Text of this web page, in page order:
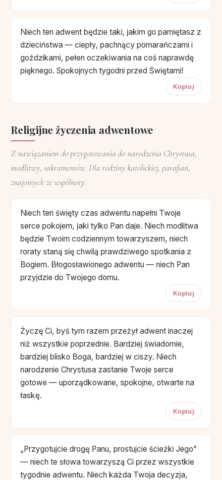
Niech ten adwent będzie taki, jakim go pamiętasz z
dzieciństwa — ciepły, pachnący pomarańczami i
goździkami, pełen oczekiwania na coś naprawdę
pięknego. Spokojnych tygodni przed Świętami!
Kopiuj
Religijne życzenia adwentowe
Z nawiązaniem do przygotowania do narodzenia Chrystusa,
modlitwy, sakramentów. Dla rodziny katolickiej, parafian,
znajomych ze wspólnoty.
Niech ten święty czas adwentu napełni Twoje
serce pokojem, jaki tylko Pan daje. Niech modlitwa
będzie Twoim codziennym towarzyszem, niech
roraty staną się chwilą prawdziwego spotkania z
Bogiem. Błogosławionego adwentu — niech Pan
przyjdzie do Twojego domu.
Kopiuj
Życzę Ci, byś tym razem przeżył adwent inaczej
niż wszystkie poprzednie. Bardziej świadomie,
bardziej blisko Boga, bardziej w ciszy. Niech
narodzenie Chrystusa zastanie Twoje serce
gotowe — uporządkowane, spokojne, otwarte na
łaskę.
Kopiuj
„Przygotujcie drogę Panu, prostujcie ścieżki Jego”
— niech te słowa towarzyszą Ci przez wszystkie
tygodnie adwentu. Niech każda Twoja decyzja,